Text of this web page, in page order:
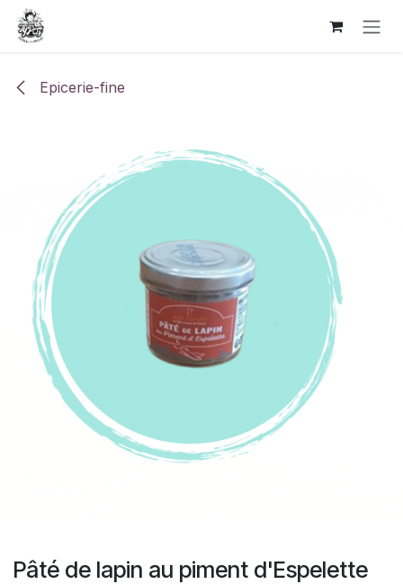
Se rendre au contenu
Epicerie-fine
Pâté de lapin au piment d'Espelette